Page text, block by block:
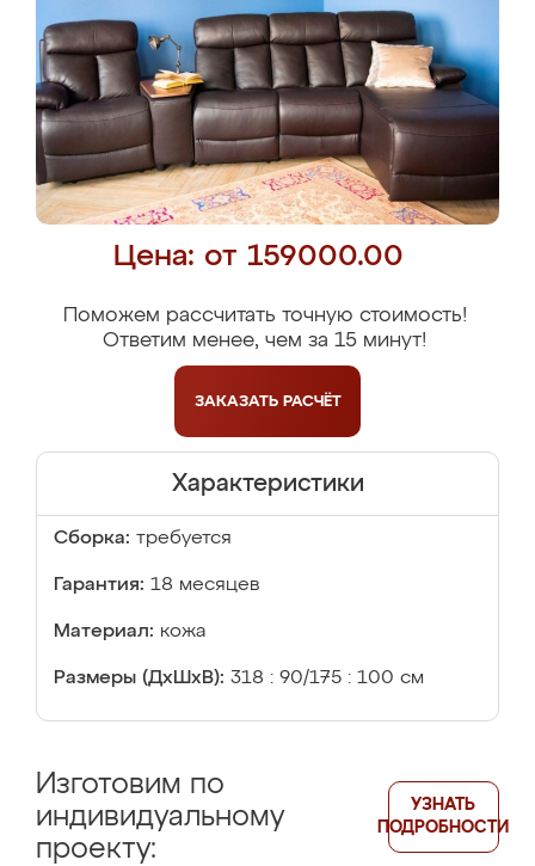
Цена: от 159000.00
Поможем рассчитать точную стоимость!
Ответим менее, чем за 15 минут!
ЗАКАЗАТЬ РАСЧЁТ
Характеристики
Сборка: требуется
Гарантия: 18 месяцев
Материал: кожа
Размеры (ДхШхВ): 318 : 90/175 : 100 см
Изготовим по
индивидуальному
проекту:
УЗНАТЬ
ПОДРОБНОСТИ